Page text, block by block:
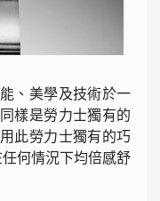
、美學及技術於一
樣是勞力士獨有的
此勞力士獨有的巧
何情況下均倍感舒